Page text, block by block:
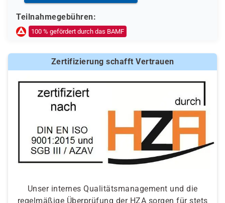
Teilnahmegebühren:
100 % gefördert durch das BAMF
Zertifizierung schafft Vertrauen
Unser internes Qualitätsmanagement und die
regelmäßige Überprüfung der HZA sorgen für stets